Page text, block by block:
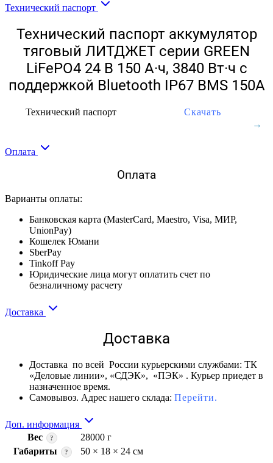
Технический паспорт
Технический паспорт аккумулятор
тяговый ЛИТДЖЕТ серии GREEN
LiFePO4 24 В 150 А·ч, 3840 Вт·ч с
поддержкой Bluetooth IP67 BMS 150A
Технический паспорт Скачать
Оплата
Оплата
Варианты оплаты:
Банковская карта (MasterCard, Maestro, Visa, МИР,
UnionPay)
Кошелек Юмани
SberPay
Tinkoff Pay
Юридические лица могут оплатить счет по
безналичному расчету
Доставка
Доставка
Доставка по всей России курьерскими службами: ТК
«Деловые линии», «СДЭК», «ПЭК» . Курьер приедет в
назначенное время.
Самовывоз. Адрес нашего склада: Перейти.
Доп. информация
Вес
?
28000 г
Габариты
?
50 × 18 × 24 см